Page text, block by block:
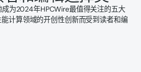
为2024年HPCWire最值得关注的五大
计算领域的开创性创新而受到读者和编